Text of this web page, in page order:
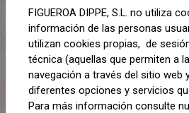
FIGUEROA DIPPE, S.L. no utiliza
información de las personas
utilizan cookies propias, de
técnica (aquellas que permiten a
navegación a través del sitio web
diferentes opciones y servicios
Para más información consulte